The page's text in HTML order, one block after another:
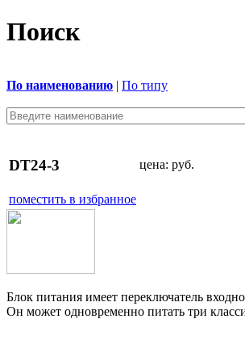
Поиск
По наименованию По типу
DT24-3 цена: руб.
поместить в избранное
Блок питания имеет переключатель
Он может одновременно питать три